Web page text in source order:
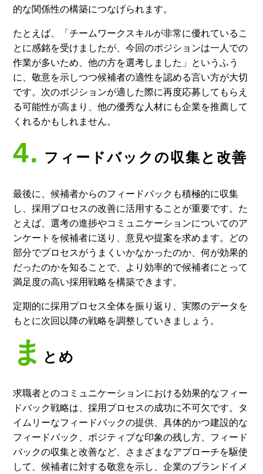
的な関係性の構築につなげられます。
たとえば、「チームワークスキルが非常に優れているこ
とに感銘を受けましたが、今回のポジションは一人での
作業が多いため、他の方を選考しました」というふう
に、敬意を示しつつ候補者の適性を認める言い方が大切
です。次のポジションが適した際に再度応募してもらえ
る可能性が高まり、他の優秀な人材にも企業を推薦して
くれるかもしれません。
4. フィードバックの収集と改善
最後に、候補者からのフィードバックも積極的に収集
し、採用プロセスの改善に活用することが重要です。た
とえば、選考の進捗やコミュニケーションについてのア
ンケートを候補者に送り、意見や提案を求めます。どの
部分でプロセスがうまくいかなかったのか、何が効果的
だったのかを知ることで、より効率的で候補者にとって
満足度の高い採用戦略を構築できます。
定期的に採用プロセス全体を振り返り、実際のデータを
もとに次回以降の戦略を調整していきましょう。
ま とめ
求職者とのコミュニケーションにおける効果的なフィー
ドバック戦略は、採用プロセスの成功に不可欠です。タ
イムリーなフィードバックの提供、具体的かつ建設的な
フィードバック、ポジティブな印象の残し方、フィード
バックの収集と改善など、さまざまなアプローチを駆使
して、候補者に対する敬意を示し、企業のブランドイメ